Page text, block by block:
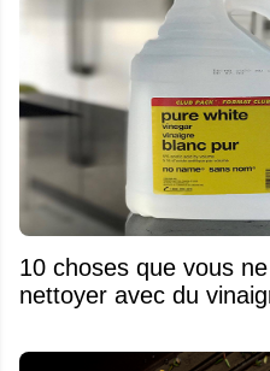
10 choses que vous
nettoyer avec du